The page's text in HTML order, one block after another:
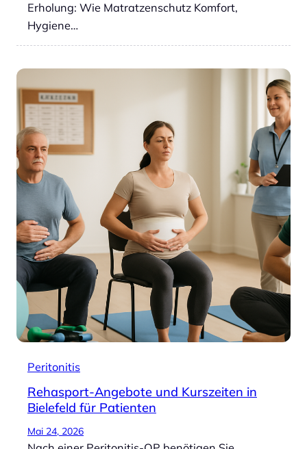
Erholung: Wie Matratzenschutz Komfort,
Hygiene…
Peritonitis
Rehasport-Angebote und Kurszeiten in
Bielefeld für Patienten
Mai 24, 2026